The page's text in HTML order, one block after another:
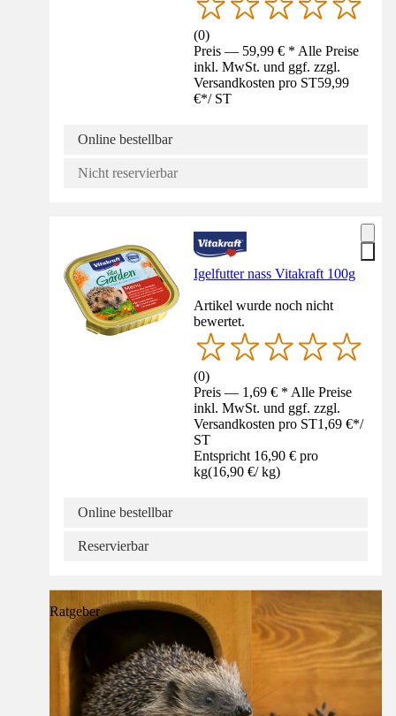
(0)
Preis — 59,99 € * Alle Preise
inkl. MwSt. und ggf. zzgl.
Versandkosten pro ST59,99
€*/ ST
Online bestellbar
Nicht reservierbar
Igelfutter nass Vitakraft 100g
Artikel wurde noch nicht
bewertet.
(0)
Preis — 1,69 € * Alle Preise
inkl. MwSt. und ggf. zzgl.
Versandkosten pro ST1,69 €*/
ST
Entspricht 16,90 € pro
kg(16,90 €/ kg)
Online bestellbar
Reservierbar
Ratgeber